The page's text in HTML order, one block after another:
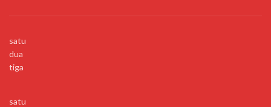
satu
dua
tiga
satu